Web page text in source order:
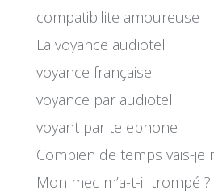
compatibilite amoureuse
La voyance audiotel
voyance française
voyance par audiotel
voyant par telephone
Combien de temps vais-je
Mon mec m’a-t-il trompé